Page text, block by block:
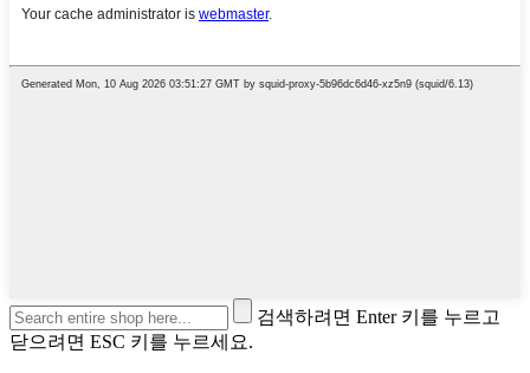
검색하려면 Enter 키를 누르고
닫으려면 ESC 키를 누르세요.